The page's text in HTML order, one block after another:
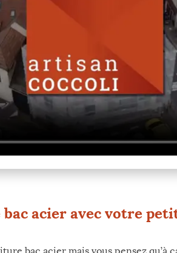
acier avec votre
bac acier mais vous pensez qu’à